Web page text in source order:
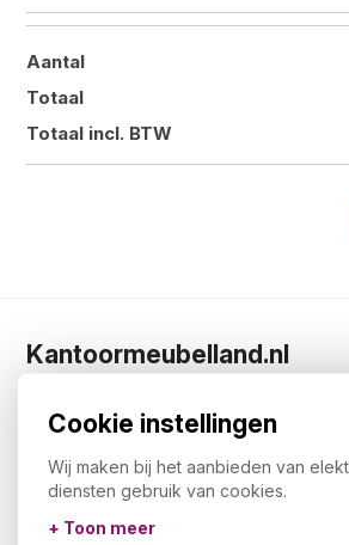
Aantal
Totaal
Totaal incl. BTW
Kantoormeubelland.nl
Showroom
De 5 zekerheden van
Privacy statement
Ons assortiment
Cookie instellingen
Wij maken bij het aanbieden van
diensten gebruik van cookies.
+ Toon meer